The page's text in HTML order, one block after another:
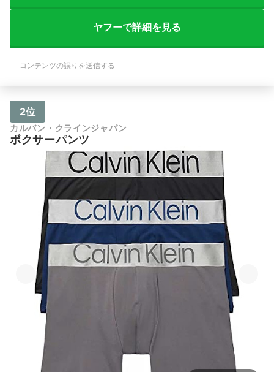
ヤフーで詳細を見る
コンテンツの誤りを送信する
2位
カルバン・クラインジャパン
ボクサーパンツ